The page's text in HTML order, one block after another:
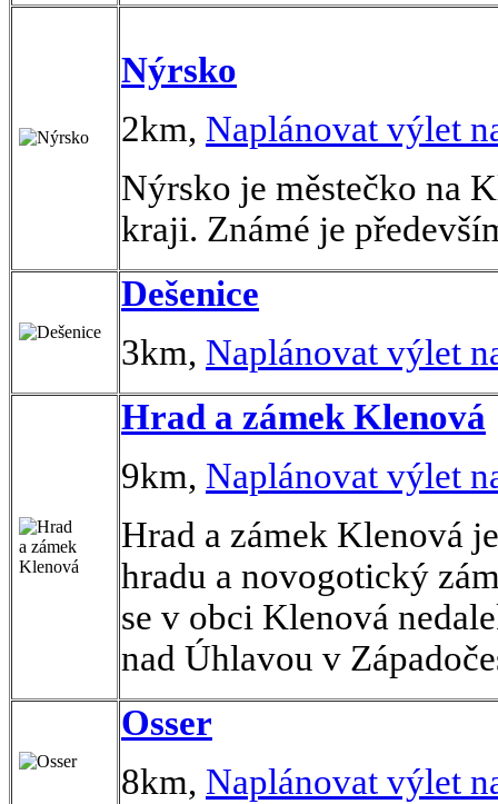
Nýrsko
2km, Naplánovat výlet
Nýrsko je městečko na
kraji. Známé je
Dešenice
3km, Naplánovat výlet
Hrad a zámek Klenová
9km, Naplánovat výlet
Hrad a zámek Klenová
hradu a novogotický
se v obci Klenová
nad Úhlavou v
Osser
8km, Naplánovat výlet